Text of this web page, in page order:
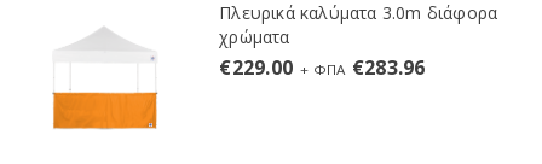
Πλευρικά καλύματα 3.0m διάφορα
χρώματα
€229.00 + ΦΠΑ €283.96